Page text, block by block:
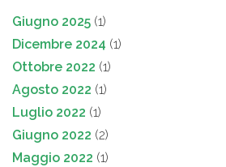
Giugno 2025 (1)
Dicembre 2024 (1)
Ottobre 2022 (1)
Agosto 2022 (1)
Luglio 2022 (1)
Giugno 2022 (2)
Maggio 2022 (1)